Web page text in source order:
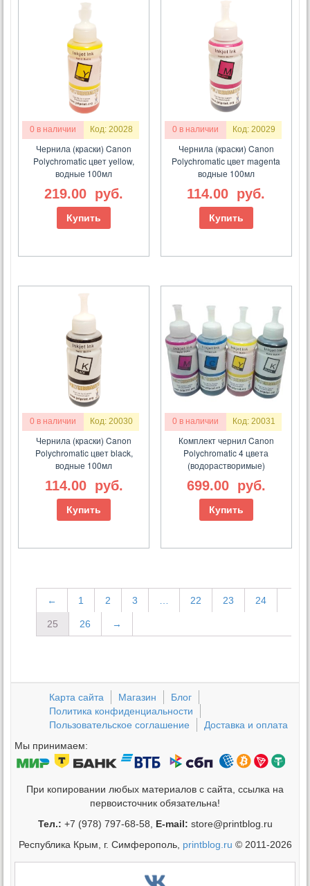
0 в наличии Код: 20028
Чернила (краски) Canon
Polychromatic цвет yellow,
водные 100мл
219.00 руб.
Купить
0 в наличии Код: 20029
Чернила (краски) Canon
Polychromatic цвет magenta
водные 100мл
114.00 руб.
Купить
0 в наличии Код: 20030
Чернила (краски) Canon
Polychromatic цвет black,
водные 100мл
114.00 руб.
Купить
0 в наличии Код: 20031
Комплект чернил Canon
Polychromatic 4 цвета
(водорастворимые)
699.00 руб.
Купить
← 1 2 3 22 23 24
25 26 →
Карта сайта Магазин
Блог
Политика конфиденциальности
Пользовательское соглашение
Доставка и оплата
Мы принимаем:
При копировании любых материалов с сайта, ссылка на
первоисточник обязательна!
Тел.: +7 (978) 797-68-58, E-mail: store@printblog.ru
Республика Крым, г. Симферополь, printblog.ru © 2011-2026